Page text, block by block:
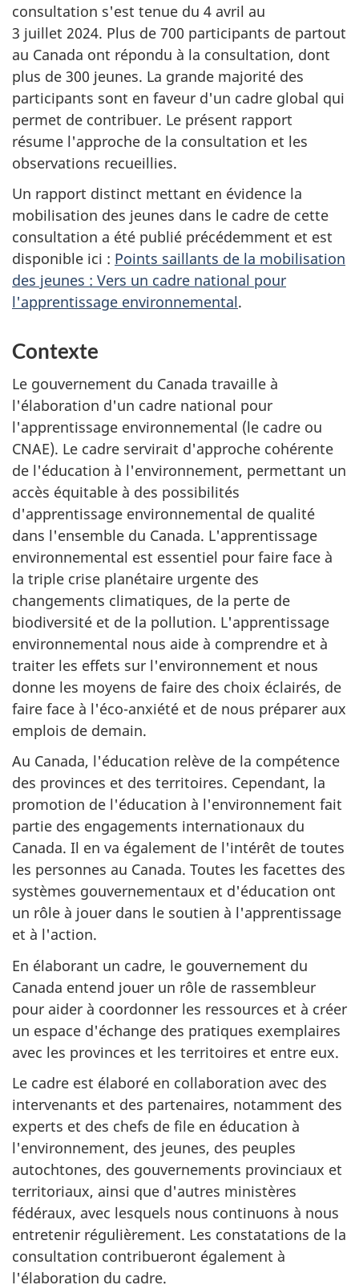
consultation s'est tenue du 4 avril au
3 juillet 2024. Plus de 700 participants de partout
au Canada ont répondu à la consultation, dont
plus de 300 jeunes. La grande majorité des
participants sont en faveur d'un cadre global qui
permet de contribuer. Le présent rapport
résume l'approche de la consultation et les
observations recueillies.
Un rapport distinct mettant en évidence la
mobilisation des jeunes dans le cadre de cette
consultation a été publié précédemment et est
disponible ici : Points saillants de la mobilisation
des jeunes : Vers un cadre national pour
l'apprentissage environnemental.
Contexte
Le gouvernement du Canada travaille à
l'élaboration d'un cadre national pour
l'apprentissage environnemental (le cadre ou
CNAE). Le cadre servirait d'approche cohérente
de l'éducation à l'environnement, permettant un
accès équitable à des possibilités
d'apprentissage environnemental de qualité
dans l'ensemble du Canada. L'apprentissage
environnemental est essentiel pour faire face à
la triple crise planétaire urgente des
changements climatiques, de la perte de
biodiversité et de la pollution. L'apprentissage
environnemental nous aide à comprendre et à
traiter les effets sur l'environnement et nous
donne les moyens de faire des choix éclairés, de
faire face à l'éco-anxiété et de nous préparer aux
emplois de demain.
Au Canada, l'éducation relève de la compétence
des provinces et des territoires. Cependant, la
promotion de l'éducation à l'environnement fait
partie des engagements internationaux du
Canada. Il en va également de l'intérêt de toutes
les personnes au Canada. Toutes les facettes des
systèmes gouvernementaux et d'éducation ont
un rôle à jouer dans le soutien à l'apprentissage
et à l'action.
En élaborant un cadre, le gouvernement du
Canada entend jouer un rôle de rassembleur
pour aider à coordonner les ressources et à créer
un espace d'échange des pratiques exemplaires
avec les provinces et les territoires et entre eux.
Le cadre est élaboré en collaboration avec des
intervenants et des partenaires, notamment des
experts et des chefs de file en éducation à
l'environnement, des jeunes, des peuples
autochtones, des gouvernements provinciaux et
territoriaux, ainsi que d'autres ministères
fédéraux, avec lesquels nous continuons à nous
entretenir régulièrement. Les constatations de la
consultation contribueront également à
l'élaboration du cadre.